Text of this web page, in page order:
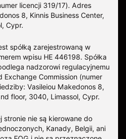
licencji 319/17). Adres
8, Kinnis Business Center,
Cypr.
spółką zarejestrowaną w
wpisu ΗΕ 446198. Spółka
nadzorowi regulacyjnemu
Commission (numer
Vasileiou Makedonos 8,
floor, 3040, Limassol, Cypr.
stronie nie są kierowane do
Kanady, Belgii, ani